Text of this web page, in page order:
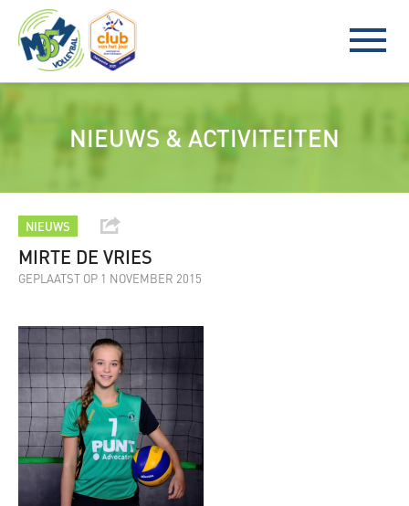
NIEUWS & ACTIVITEITEN
NIEUWS
MIRTE DE VRIES
GEPLAATST OP 1 NOVEMBER 2015